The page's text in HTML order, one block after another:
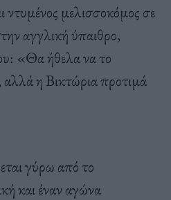
μελισσοκόμος σε
αγγλική ύπαιθρο,
«Θα ήθελα να το
η Βικτώρια προτιμά
γύρω από το
και έναν αγώνα